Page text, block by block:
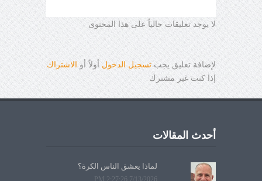
لا يوجد تعليقات حالياً على هذا المحتوى
لإضافة تعليق يجب تسجيل الدخول أولاً أو
الاشتراك
إذا كنت غير مشترك
أحدث المقالات
لماذا يعشق الناس الكرة؟